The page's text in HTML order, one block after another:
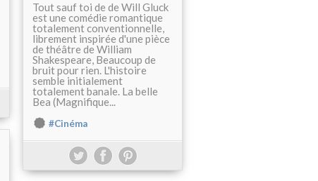
Tout sauf toi de de Will Gluck
est une comédie romantique
totalement conventionnelle,
librement inspirée d'une pièce
de théâtre de William
Shakespeare, Beaucoup de
bruit pour rien. L'histoire
semble initialement
totalement banale. La belle
Bea (Magnifique...
#Cinéma